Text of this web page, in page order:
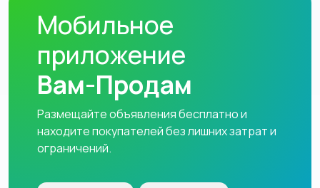
Мобильное
приложение
Вам-Продам
Размещайте объявления бесплатно и
находите покупателей без лишних затрат и
ограничений.